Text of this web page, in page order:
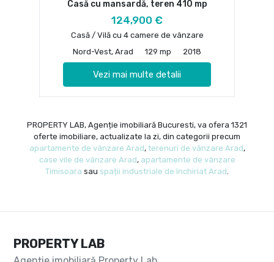
Casă cu mansardă, teren 410 mp
124,900 €
Casă / Vilă cu 4 camere de vânzare
Nord-Vest, Arad
129 mp 2018
Vezi mai multe detalii
PROPERTY LAB, Agenție imobiliară Bucuresti, va ofera 1321
oferte imobiliare, actualizate la zi, din categorii precum
apartamente de vânzare Arad, terenuri de vânzare Arad,
case vile de vânzare Arad, apartamente de vânzare
Timisoara sau spații industriale de închiriat Arad
PROPERTY LAB